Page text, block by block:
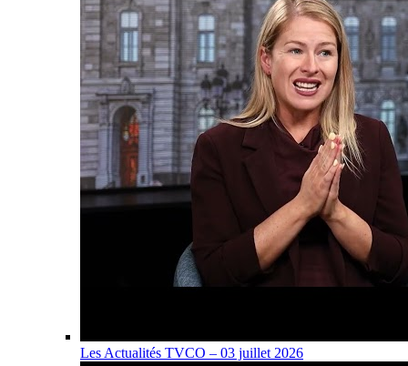
Les Actualités TVCO – 03 juillet 2026